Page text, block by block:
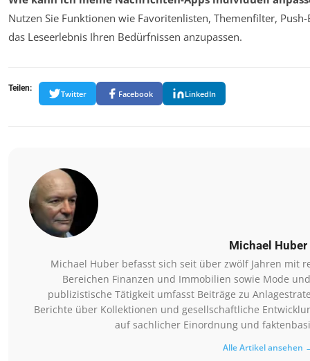
Nutzen Sie Funktionen wie Favoritenlisten, Themenfilter,
das Leseerlebnis Ihren Bedürfnissen anzupassen.
Teilen:
Twitter Facebook LinkedIn
Michael Huber
Michael Huber befasst sich seit über zwölf Jahren mit
Bereichen Finanzen und Immobilien sowie Mode
publizistische Tätigkeit umfasst Beiträge zu
Berichte über Kollektionen und gesellschaftliche
auf sachlicher Einordnung und
Alle Artikel ansehen